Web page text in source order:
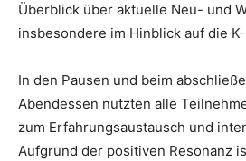
Überblick über aktuelle Neu- und
insbesondere im Hinblick auf die
In den Pausen und beim
Abendessen nutzten alle
zum Erfahrungsaustausch und
Aufgrund der positiven Resonanz